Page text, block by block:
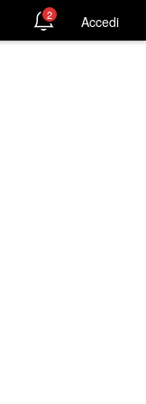
2 Accedi